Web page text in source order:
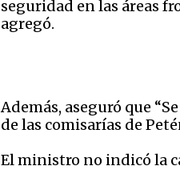
seguridad en las áreas
agregó.
Además, aseguró que
de las comisarías de
El ministro no indicó la